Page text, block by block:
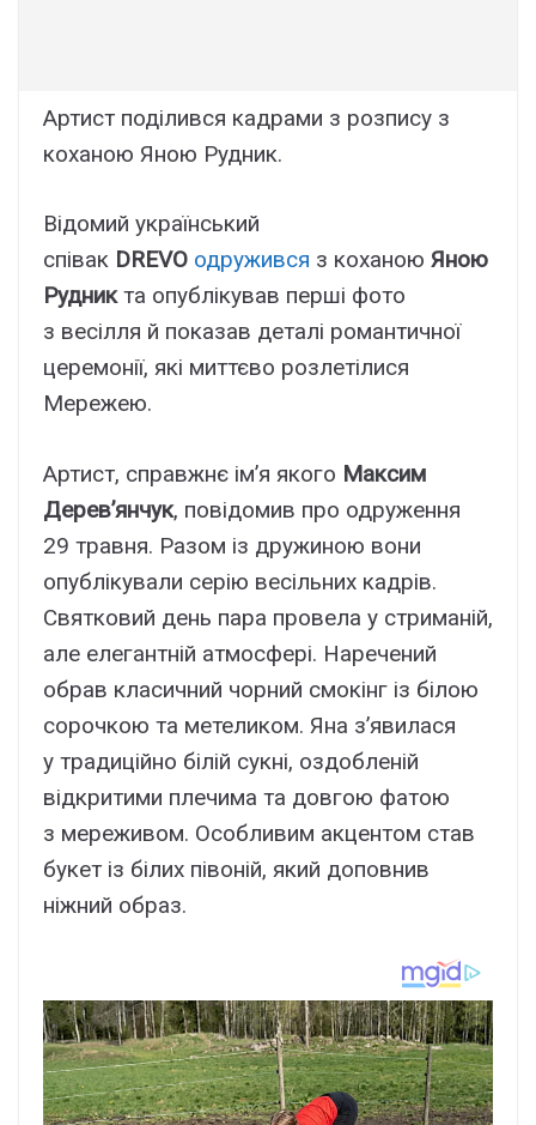
Артист поділився кадрами з розпису з
коханою Яною Рудник.
Відомий український
співак DREVO одружився з коханою Яною
Рудникта опублікував перші фото
з весілля й показав деталі романтичної
церемонії, які миттєво розлетілися
Мережею.
Артист, справжнє ім’я якого Максим
Дерев’янчук, повідомив про одруження
29 травня. Разом із дружиною вони
опублікували серію весільних кадрів.
Святковий день пара провела у стриманій,
але елегантній атмосфері. Наречений
обрав класичний чорний смокінг із білою
сорочкою та метеликом. Яна з’явилася
у традиційно білій сукні, оздобленій
відкритими плечима та довгою фатою
з мереживом. Особливим акцентом став
букет із білих півоній, який доповнив
ніжний образ.